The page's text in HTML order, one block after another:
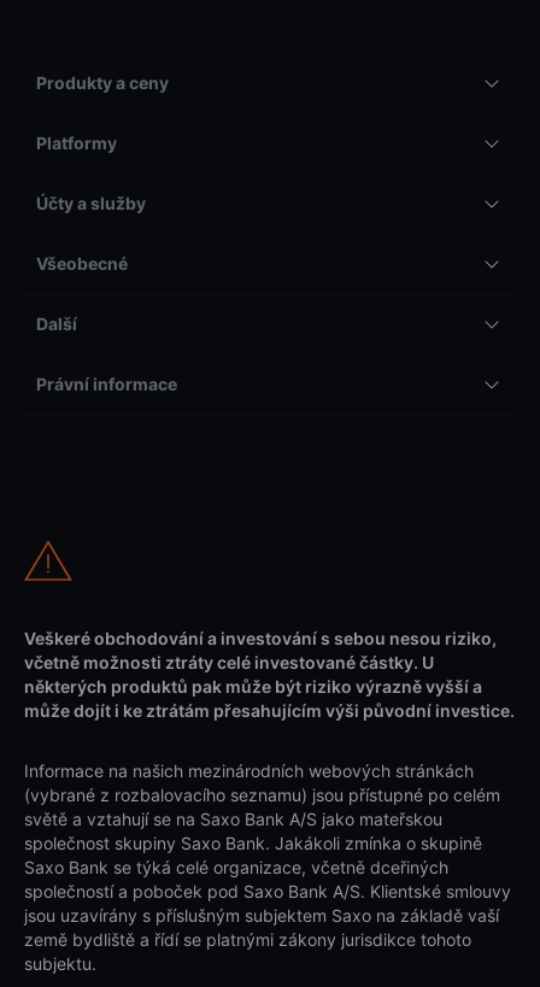
Produkty a ceny
Platformy
Účty a služby
Všeobecné
Další
Právní informace
Veškeré obchodování a investování s sebou nesou riziko,
včetně možnosti ztráty celé investované částky. U
některých produktů pak může být riziko výrazně vyšší a
může dojít i ke ztrátám přesahujícím výši původní investice.
Informace na našich mezinárodních webových stránkách
(vybrané z rozbalovacího seznamu) jsou přístupné po celém
světě a vztahují se na Saxo Bank A/S jako mateřskou
společnost skupiny Saxo Bank. Jakákoli zmínka o skupině
Saxo Bank se týká celé organizace, včetně dceřiných
společností a poboček pod Saxo Bank A/S. Klientské smlouvy
jsou uzavírány s příslušným subjektem Saxo na základě vaší
země bydliště a řídí se platnými zákony jurisdikce tohoto
subjektu.